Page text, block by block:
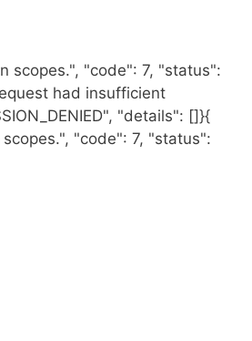
scopes.", "code": 7, "status":
had insufficient
"details": []}{
"code": 7, "status":